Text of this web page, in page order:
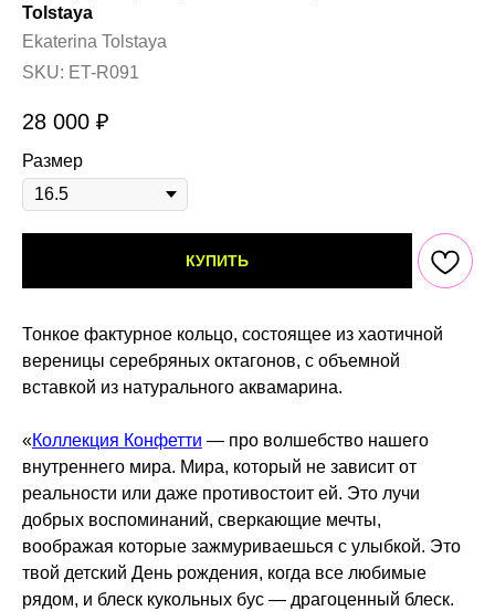
Tolstaya
Ekaterina Tolstaya
SKU: ET-R091
28 000 ₽
Размер
КУПИТЬ
Тонкое фактурное кольцо, состоящее из хаотичной
вереницы серебряных октагонов, с объемной
вставкой из натурального аквамарина.
«Коллекция Конфетти — про волшебство нашего
внутреннего мира. Мира, который не зависит от
реальности или даже противостоит ей. Это лучи
добрых воспоминаний, сверкающие мечты,
воображая которые зажмуриваешься с улыбкой. Это
твой детский День рождения, когда все любимые
рядом, и блеск кукольных бус — драгоценный блеск.